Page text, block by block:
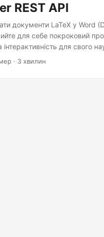
REST API
документи LaTeX у Word
для себе покроковий
для свого
· 3 хвилин